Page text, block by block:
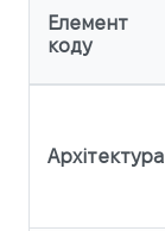
Елемент
коду
Архітектура